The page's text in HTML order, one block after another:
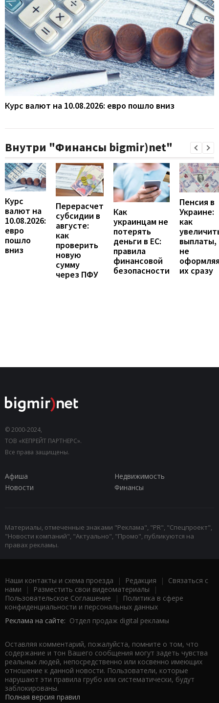
Курс валют на 10.08.2026: евро пошло вниз
Внутри "Финансы bigmir)net"
Курс
валют на
10.08.2026:
евро
пошло
вниз
Перерасчет
субсидии в
августе:
как
проверить
новую
сумму
через ПФУ
Как
украинцам не
потерять
деньги в ЕС:
правила
финансовой
безопасности
Пенсия в
Украине:
как
выплаты,
не
их сразу
© 2000-2024,
ТОВ «КЕПРЕЙТ ПАРТНЕРС».
Все права защищены.
Афиша
Недвижимость
Новости
Финансы
Материалы, отмеченные знаками "Реклама", "PR", "Спецпроект",
"Новости компаний", "Актуально", "Промо", публикуются на
правах рекламы.
Наши контакты и схема проезда | Редакция | Связаться с
нами | Разместить свои видеоматериалы |
Пользовательское Соглашение |
Политика в сфере
конфиденциальности и персональных данных
Реклама на сайте: Отдел продаж digital рекламы
Оставляя комментарий, пожалуйста, помните о том, что
содержание и тон Вашего сообщения могут задеть чувства
реальных людей, непосредственно или косвенно имеющих
отношение к данной новости. Пользователи, которые
нарушают эти правила грубо или систематически, будут
заблокированы.
Полная версия правил